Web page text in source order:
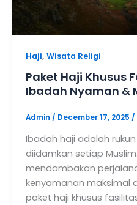
Haji, Wisata Religi
Paket Haji Khusus
Ibadah Nyaman &
Admin / December 17, 2025 /
Ibadah haji adalah
diidamkan setiap
mendambakan
kenyamanan maksimal
paket haji khusus